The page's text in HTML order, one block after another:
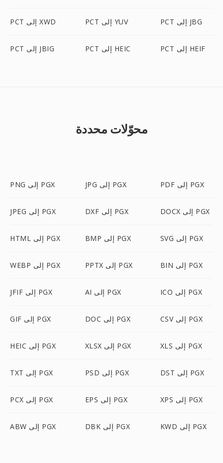
PCT إلى XWD PCT إلى YUV PCT إلى JBG
PCT إلى JBIG PCT إلى HEIC PCT إلى HEIF
محوّلات محددة
PNG إلى PGX JPG إلى PGX PDF إلى PGX
JPEG إلى PGX DXF إلى PGX DOCX إلى PGX
HTML إلى PGX BMP إلى PGX SVG إلى PGX
WEBP إلى PGX PPTX إلى PGX BIN إلى PGX
JFIF إلى PGX AI إلى PGX ICO إلى PGX
GIF إلى PGX DOC إلى PGX CSV إلى PGX
HEIC إلى PGX XLSX إلى PGX XLS إلى PGX
TXT إلى PGX PSD إلى PGX DST إلى PGX
PCX إلى PGX EPS إلى PGX XPS إلى PGX
ABW إلى PGX DBK إلى PGX KWD إلى PGX